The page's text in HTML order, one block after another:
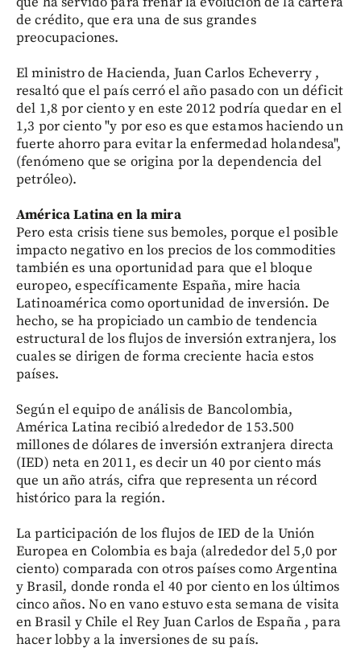
de crédito, que era una de sus grandes
preocupaciones.
El ministro de Hacienda, Juan Carlos Echeverry ,
resaltó que el país cerró el año pasado con un déficit
del 1,8 por ciento y en este 2012 podría quedar en el
1,3 por ciento "y por eso es que estamos haciendo un
fuerte ahorro para evitar la enfermedad holandesa",
(fenómeno que se origina por la dependencia del
petróleo).
América Latina en la mira
Pero esta crisis tiene sus bemoles, porque el posible
impacto negativo en los precios de los commodities
también es una oportunidad para que el bloque
europeo, específicamente España, mire hacia
Latinoamérica como oportunidad de inversión. De
hecho, se ha propiciado un cambio de tendencia
estructural de los flujos de inversión extranjera, los
cuales se dirigen de forma creciente hacia estos
países.
Según el equipo de análisis de Bancolombia,
América Latina recibió alrededor de 153.500
millones de dólares de inversión extranjera directa
(IED) neta en 2011, es decir un 40 por ciento más
que un año atrás, cifra que representa un récord
histórico para la región.
La participación de los flujos de IED de la Unión
Europea en Colombia es baja (alrededor del 5,0 por
ciento) comparada con otros países como Argentina
y Brasil, donde ronda el 40 por ciento en los últimos
cinco años. No en vano estuvo esta semana de visita
en Brasil y Chile el Rey Juan Carlos de España , para
hacer lobby a la inversiones de su país.